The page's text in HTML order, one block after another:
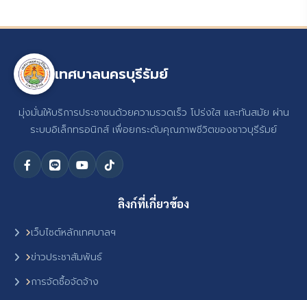
เทศบาลนครบุรีรัมย์
มุ่งมั่นให้บริการประชาชนด้วยความรวดเร็ว โปร่งใส และทันสมัย ผ่าน
ระบบอิเล็กทรอนิกส์ เพื่อยกระดับคุณภาพชีวิตของชาวบุรีรัมย์
ลิงก์ที่เกี่ยวข้อง
เว็บไซต์หลักเทศบาลฯ
ข่าวประชาสัมพันธ์
การจัดซื้อจัดจ้าง